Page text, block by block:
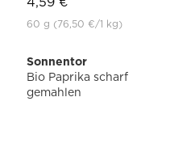
60 g (76,50 €/1 kg)
Sonnentor
Bio Paprika scharf
gemahlen